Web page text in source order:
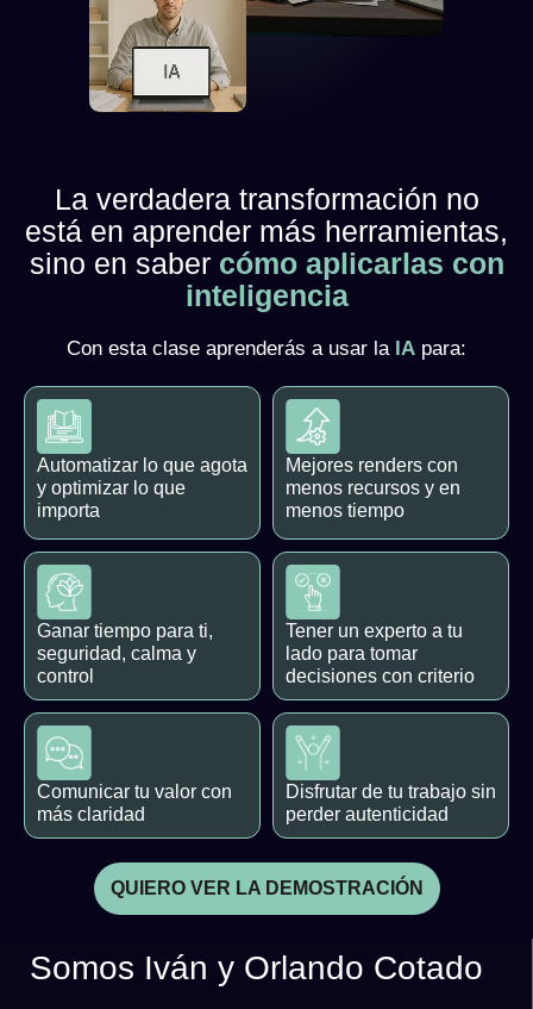
La verdadera transformación no
está en aprender más herramientas,
sino en saber cómo aplicarlas con
inteligencia
Con esta clase aprenderás a usar la IA para:
Automatizar lo que agota
y optimizar lo que
importa
Mejores renders con
menos recursos y en
menos tiempo
Ganar tiempo para ti,
seguridad, calma y
control
Tener un experto a tu
lado para tomar
decisiones con criterio
Comunicar tu valor con
más claridad
Disfrutar de tu trabajo sin
perder autenticidad
QUIERO VER LA DEMOSTRACIÓN
Somos Iván y Orlando Cotado